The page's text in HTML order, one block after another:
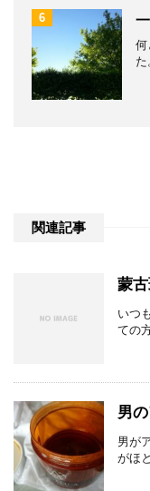
6
何
関連記事
蒙
いつ
ての
男
男が
がほ